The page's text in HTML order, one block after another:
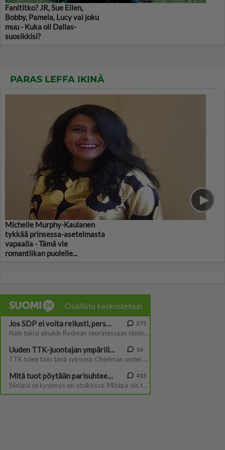
Fanititko? JR, Sue Ellen,
Bobby, Pamela, Lucy vai joku
muu - Kuka oli Dallas-
suosikkisi?
PARAS LEFFA IKINÄ
Michelle Murphy-Kaulanen
tykkää prinsessa-asetelmasta
vapaalla - Tämä vie
romantiikan puolelle...